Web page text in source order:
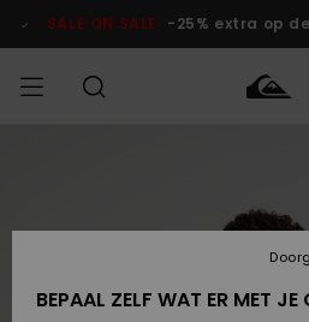
Productinformatie
SALE ON SALE -25% extra op
JONGENS
DAMES
Surf Shop
Snow
Kinderen
Nederlands
Retouren
BEPAAL ZELF WAT ER MET JE